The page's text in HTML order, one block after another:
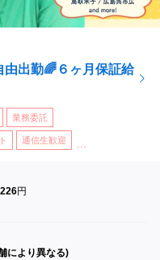
出勤🌈６ヶ月保証給
業務委託
通信生歓迎
円
により異なる)